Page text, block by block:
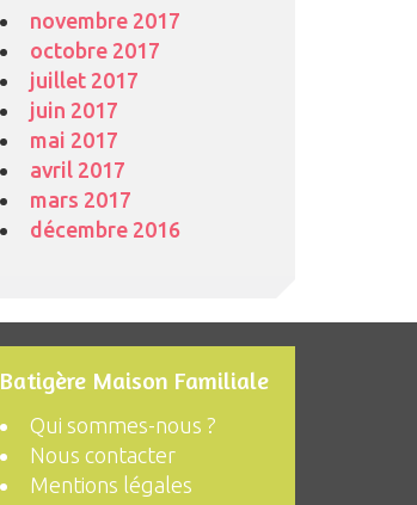
novembre 2017
octobre 2017
juillet 2017
juin 2017
mai 2017
avril 2017
mars 2017
décembre 2016
Batigère Maison Familiale
Qui sommes-nous ?
Nous contacter
Mentions légales